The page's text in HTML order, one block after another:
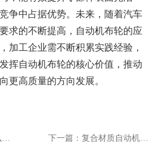
争中占据优势。未来，随着汽车
求的不断提高，自动机布轮的应
加工企业需不断积累实践经验，
挥自动机布轮的核心价值，推动
更高质量的方向发展。